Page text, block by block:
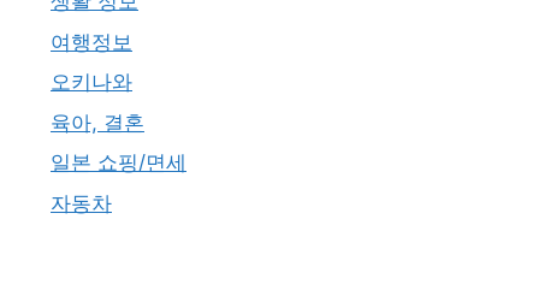
여행정보
오키나와
육아, 결혼
일본 쇼핑/면세
자동차